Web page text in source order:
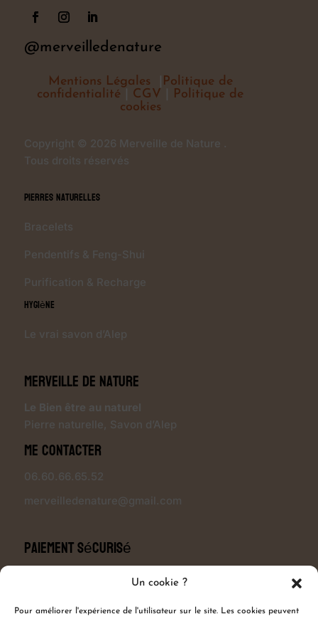
Un cookie ?
Pour améliorer l'expérience de l'utilisateur sur le site. Les cookies peuvent
@merveilledenature
Mentions Légales
Politique de
confidentialité
CGV
Politique de
cookies
Copyright © 2026 Merveille de Nature .
Tous droits réservés
Pierres Naturelles
Bracelets
Pendentifs & Feng-Shui
Purification & Recharge
Hygiène
Le vrai savon d’Alep
Merveille de Nature
Le Bien être au naturel
Pierre naturelle, Savon d’Alep
Me contacter
06.60.66.65.52
merveilledenature@gmail.com
Paiement sécurisé